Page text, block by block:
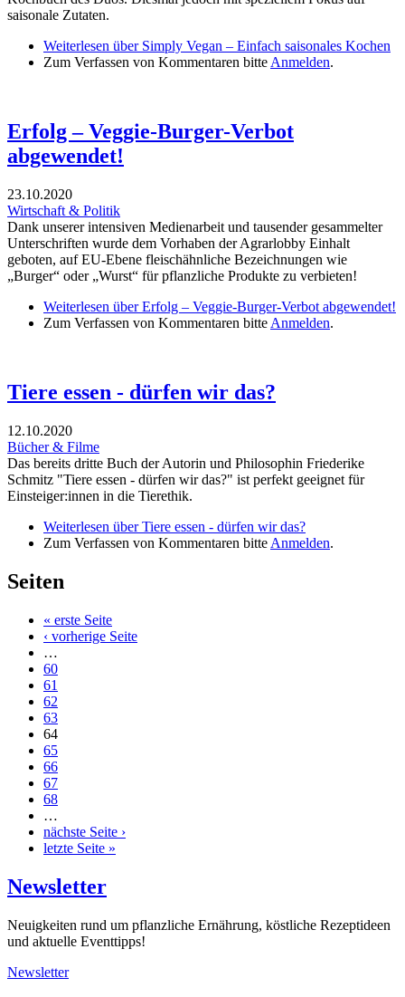
saisonale Zutaten.
Weiterlesen über Simply Vegan – Einfach saisonales Kochen
Zum Verfassen von Kommentaren bitte Anmelden.
Erfolg – Veggie-Burger-Verbot
abgewendet!
23.10.2020
Wirtschaft & Politik
Dank unserer intensiven Medienarbeit und tausender gesammelter
Unterschriften wurde dem Vorhaben der Agrarlobby Einhalt
geboten, auf EU-Ebene fleischähnliche Bezeichnungen wie
„Burger“ oder „Wurst“ für pflanzliche Produkte zu verbieten!
Weiterlesen über Erfolg – Veggie-Burger-Verbot abgewendet!
Zum Verfassen von Kommentaren bitte Anmelden.
Tiere essen - dürfen wir das?
12.10.2020
Bücher & Filme
Das bereits dritte Buch der Autorin und Philosophin Friederike
Schmitz "Tiere essen - dürfen wir das?" ist perfekt geeignet für
Einsteiger:innen in die Tierethik.
Weiterlesen über Tiere essen - dürfen wir das?
Zum Verfassen von Kommentaren bitte Anmelden.
Seiten
« erste Seite
‹ vorherige Seite
…
60
61
62
63
64
65
66
67
68
…
nächste Seite ›
letzte Seite »
Newsletter
Neuigkeiten rund um pflanzliche Ernährung, köstliche Rezeptideen
und aktuelle Eventtipps!
Newsletter